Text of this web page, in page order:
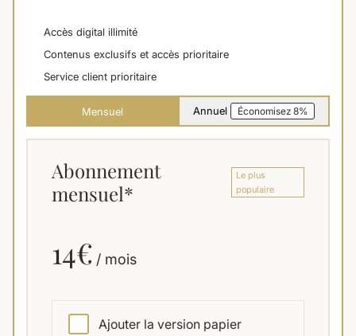
Accès digital illimité
Contenus exclusifs et accès prioritaire
Service client prioritaire
Mensuel Annuel Économisez 8%
Abonnement
mensuel*
Le plus
populaire
14€ / mois
Ajouter la version papier